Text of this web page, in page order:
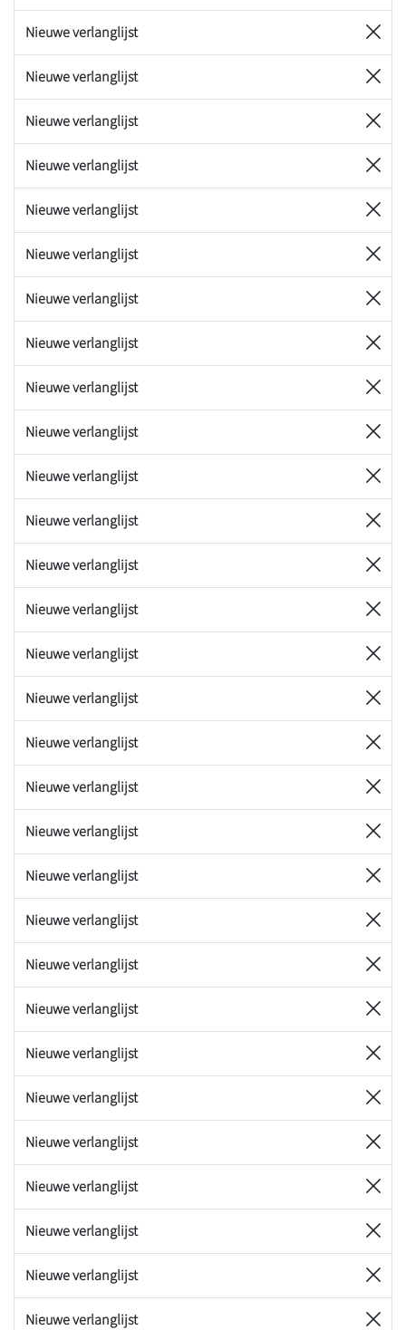
Nieuwe verlanglijst
Nieuwe verlanglijst
Nieuwe verlanglijst
Nieuwe verlanglijst
Nieuwe verlanglijst
Nieuwe verlanglijst
Nieuwe verlanglijst
Nieuwe verlanglijst
Nieuwe verlanglijst
Nieuwe verlanglijst
Nieuwe verlanglijst
Nieuwe verlanglijst
Nieuwe verlanglijst
Nieuwe verlanglijst
Nieuwe verlanglijst
Nieuwe verlanglijst
Nieuwe verlanglijst
Nieuwe verlanglijst
Nieuwe verlanglijst
Nieuwe verlanglijst
Nieuwe verlanglijst
Nieuwe verlanglijst
Nieuwe verlanglijst
Nieuwe verlanglijst
Nieuwe verlanglijst
Nieuwe verlanglijst
Nieuwe verlanglijst
Nieuwe verlanglijst
Nieuwe verlanglijst
Nieuwe verlanglijst